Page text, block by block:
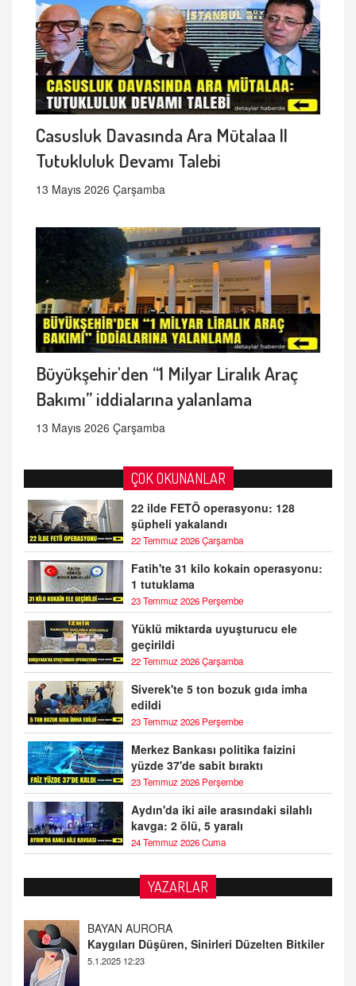
Casusluk Davasında Ara Mütalaa ||
Tutukluluk Devamı Talebi
13 Mayıs 2026 Çarşamba
Büyükşehir'den “1 Milyar Liralık Araç
Bakımı” iddialarına yalanlama
13 Mayıs 2026 Çarşamba
ÇOK OKUNANLAR
22 ilde FETÖ operasyonu: 128
şüpheli yakalandı
22 Temmuz 2026 Çarşamba
Fatih'te 31 kilo kokain operasyonu:
1 tutuklama
23 Temmuz 2026 Perşembe
Yüklü miktarda uyuşturucu ele
geçirildi
22 Temmuz 2026 Çarşamba
Siverek'te 5 ton bozuk gıda imha
edildi
23 Temmuz 2026 Perşembe
Merkez Bankası politika faizini
yüzde 37'de sabit bıraktı
23 Temmuz 2026 Perşembe
Aydın'da iki aile arasındaki silahlı
kavga: 2 ölü, 5 yaralı
24 Temmuz 2026 Cuma
YAZARLAR
BAYAN AURORA
Kaygıları Düşüren, Sinirleri Düzelten Bitkiler
5.1.2025 12:23